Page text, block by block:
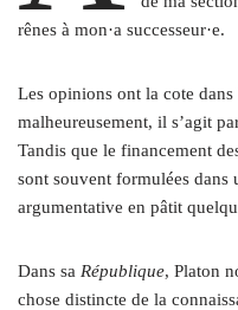
rênes à mon·a successeur·e.
Les opinions ont la cote
malheureusement, il s’agit
Tandis que le financement
sont souvent formulées dans
argumentative en pâtit
Dans sa République, Platon
chose distincte de la